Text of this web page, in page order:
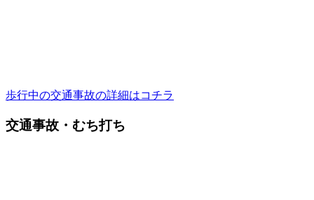
歩行中の交通事故の詳細はコチラ
交通事故・むち打ち